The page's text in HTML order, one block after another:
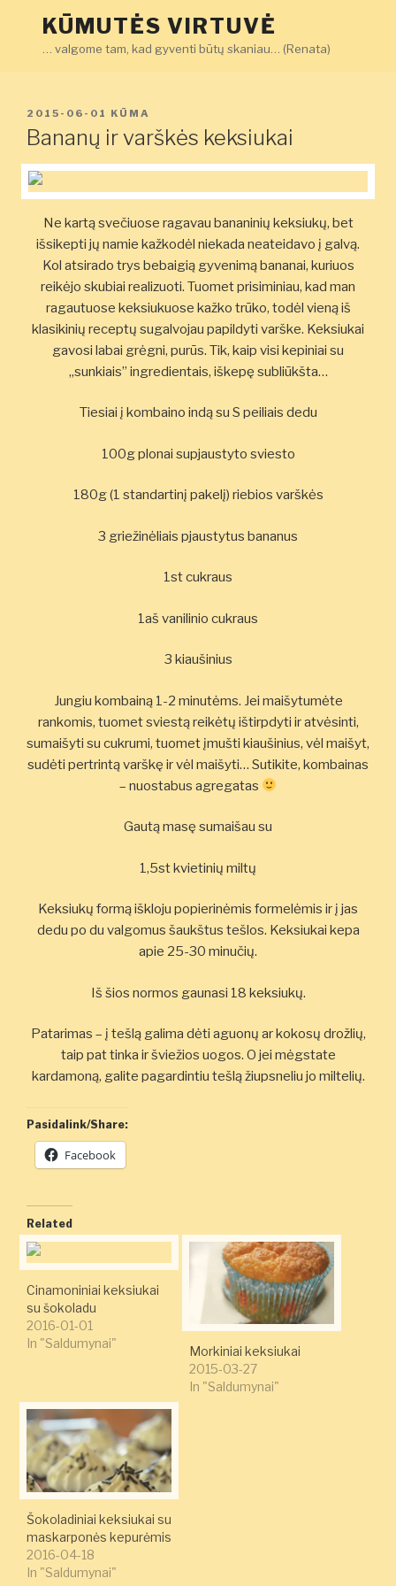
KŪMUTĖS VIRTUVĖ
… valgome tam, kad gyventi būtų skaniau… (Renata)
PASKELBTA
2015-06-01 KŪMA
Bananų ir varškės keksiukai
Ne kartą svečiuose ragavau bananinių keksiukų, bet
išsikepti jų namie kažkodėl niekada neateidavo į galvą.
Kol atsirado trys bebaigią gyvenimą bananai, kuriuos
reikėjo skubiai realizuoti. Tuomet prisiminiau, kad man
ragautuose keksiukuose kažko trūko, todėl vieną iš
klasikinių receptų sugalvojau papildyti varške. Keksiukai
gavosi labai grėgni, purūs. Tik, kaip visi kepiniai su
„sunkiais” ingredientais, iškepę subliūkšta…
Tiesiai į kombaino indą su S peiliais dedu
100g plonai supjaustyto sviesto
180g (1 standartinį pakelį) riebios varškės
3 griežinėliais pjaustytus bananus
1st cukraus
1aš vanilinio cukraus
3 kiaušinius
Jungiu kombainą 1-2 minutėms. Jei maišytumėte
rankomis, tuomet sviestą reikėtų ištirpdyti ir atvėsinti,
sumaišyti su cukrumi, tuomet įmušti kiaušinius, vėl maišyt,
sudėti pertrintą varškę ir vėl maišyti… Sutikite, kombainas
– nuostabus agregatas
Gautą masę sumaišau su
1,5st kvietinių miltų
Keksiukų formą iškloju popierinėmis formelėmis ir į jas
dedu po du valgomus šaukštus tešlos. Keksiukai kepa
apie 25-30 minučių.
Iš šios normos gaunasi 18 keksiukų.
Patarimas – į tešlą galima dėti aguonų ar kokosų drožlių,
taip pat tinka ir šviežios uogos. O jei mėgstate
kardamoną, galite pagardintiu tešlą žiupsneliu jo miltelių.
Pasidalink/Share:
Facebook
Related
Cinamoniniai keksiukai
su šokoladu
2016-01-01
In "Saldumynai"
Morkiniai keksiukai
2015-03-27
In "Saldumynai"
Šokoladiniai keksiukai su
maskarponės kepurėmis
2016-04-18
In "Saldumynai"